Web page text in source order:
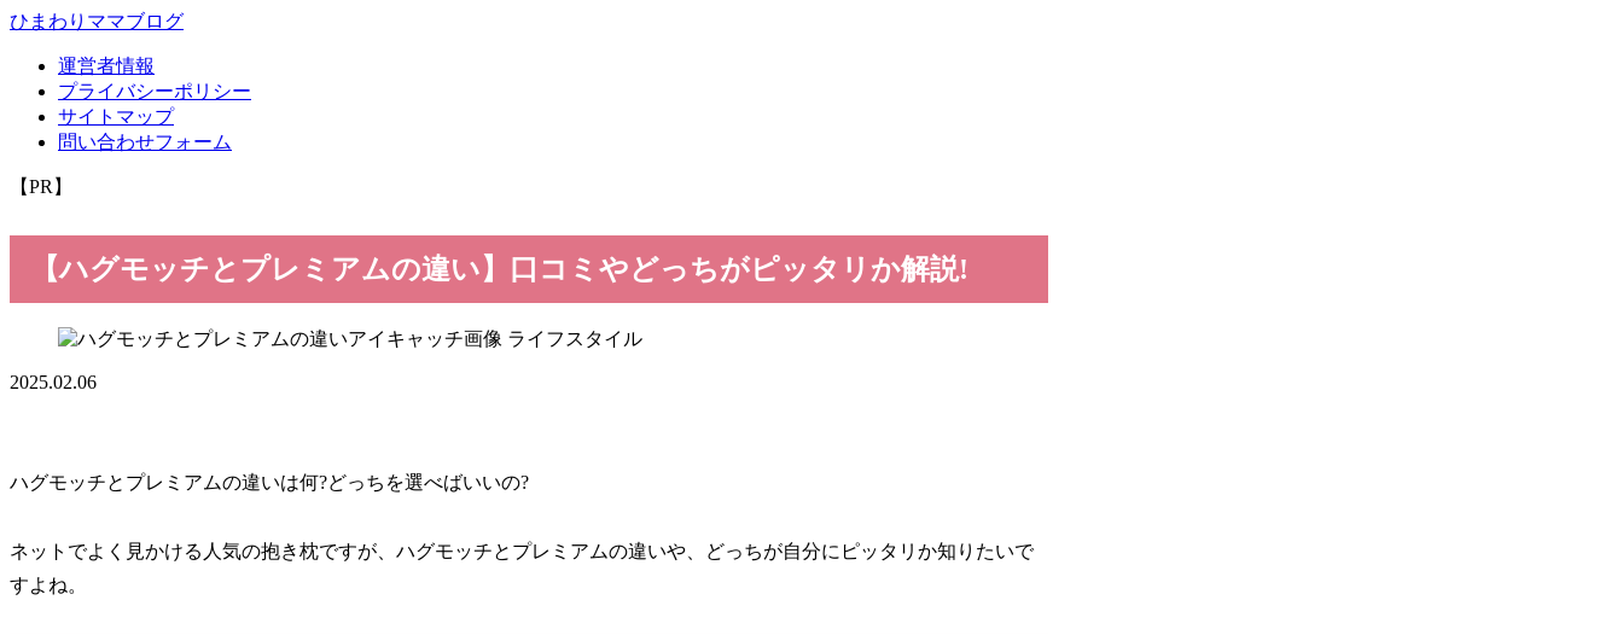
ひまわりママブログ
運営者情報
プライバシーポリシー
サイトマップ
問い合わせフォーム
【PR】
【ハグモッチとプレミアムの違い】口コミやどっちがピッタリか解説!
ライフスタイル
2025.02.06
ハグモッチとプレミアムの違いは何?どっちを選べばいいの?
ネットでよく見かける人気の抱き枕ですが、ハグモッチとプレミアムの違いや、どっちが自分にピッタリか知りたいで
すよね。